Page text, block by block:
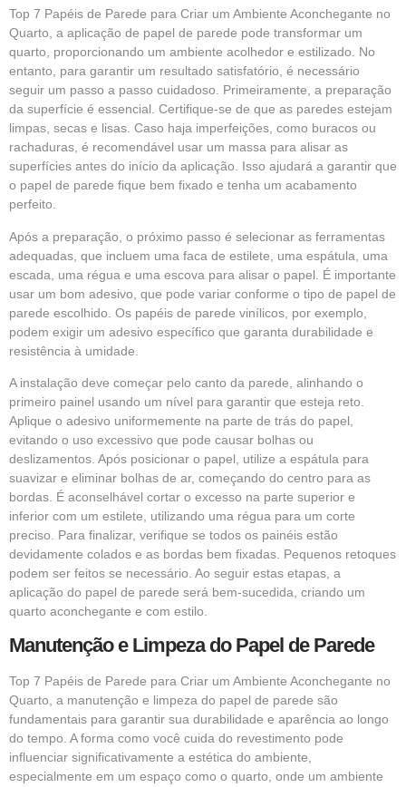
Top 7 Papéis de Parede para Criar um Ambiente Aconchegante no
Quarto, a aplicação de papel de parede pode transformar um
quarto, proporcionando um ambiente acolhedor e estilizado. No
entanto, para garantir um resultado satisfatório, é necessário
seguir um passo a passo cuidadoso. Primeiramente, a preparação
da superfície é essencial. Certifique-se de que as paredes estejam
limpas, secas e lisas. Caso haja imperfeições, como buracos ou
rachaduras, é recomendável usar um massa para alisar as
superfícies antes do início da aplicação. Isso ajudará a garantir que
o papel de parede fique bem fixado e tenha um acabamento
perfeito.
Após a preparação, o próximo passo é selecionar as ferramentas
adequadas, que incluem uma faca de estilete, uma espátula, uma
escada, uma régua e uma escova para alisar o papel. É importante
usar um bom adesivo, que pode variar conforme o tipo de papel de
parede escolhido. Os papéis de parede vinílicos, por exemplo,
podem exigir um adesivo específico que garanta durabilidade e
resistência à umidade.
A instalação deve começar pelo canto da parede, alinhando o
primeiro painel usando um nível para garantir que esteja reto.
Aplique o adesivo uniformemente na parte de trás do papel,
evitando o uso excessivo que pode causar bolhas ou
deslizamentos. Após posicionar o papel, utilize a espátula para
suavizar e eliminar bolhas de ar, começando do centro para as
bordas. É aconselhável cortar o excesso na parte superior e
inferior com um estilete, utilizando uma régua para um corte
preciso. Para finalizar, verifique se todos os painéis estão
devidamente colados e as bordas bem fixadas. Pequenos retoques
podem ser feitos se necessário. Ao seguir estas etapas, a
aplicação do papel de parede será bem-sucedida, criando um
quarto aconchegante e com estilo.
Manutenção e Limpeza do Papel de Parede
Top 7 Papéis de Parede para Criar um Ambiente Aconchegante no
Quarto, a manutenção e limpeza do papel de parede são
fundamentais para garantir sua durabilidade e aparência ao longo
do tempo. A forma como você cuida do revestimento pode
influenciar significativamente a estética do ambiente,
especialmente em um espaço como o quarto, onde um ambiente